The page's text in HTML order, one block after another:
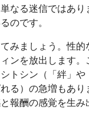
なる迷信ではあり
のです。
みましょう。性的
ンを放出します。
トシン（「絆」や
る）の急増もあ
報酬の感覚を生み